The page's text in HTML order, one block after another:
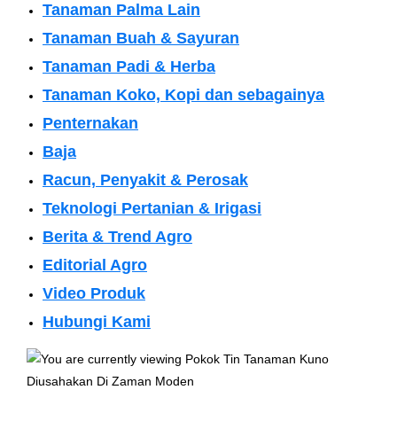
Tanaman Palma Lain
Tanaman Buah & Sayuran
Tanaman Padi & Herba
Tanaman Koko, Kopi dan sebagainya
Penternakan
Baja
Racun, Penyakit & Perosak
Teknologi Pertanian & Irigasi
Berita & Trend Agro
Editorial Agro
Video Produk
Hubungi Kami